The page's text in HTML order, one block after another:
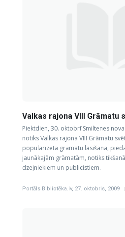
Valkas rajona VIII Grāmatu
Piektdien, 30. oktobrī Smiltenes
notiks Valkas rajona VIII Grāmatu
popularizēta grāmatu lasīšana,
jaunākajām grāmatām, notiks
dzejniekiem un publicistiem.
Portāls Bibliotēka.lv, 27. oktobris, 2009